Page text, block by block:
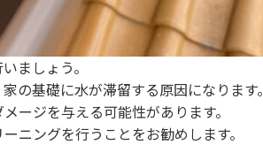
ましょう。
の基礎に水が滞留する原因になります。
ージを与える可能性があります。
ニングを行うことをお勧めします。